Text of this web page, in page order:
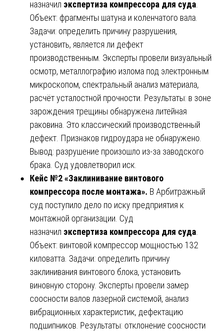
назначил экспертиза компрессора для суда.
Объект: фрагменты шатуна и коленчатого вала.
Задачи: определить причину разрушения,
установить, является ли дефект
производственным. Эксперты провели визуальный
осмотр, металлографию излома под электронным
микроскопом, спектральный анализ материала,
расчёт усталостной прочности. Результаты: в зоне
зарождения трещины обнаружена литейная
раковина. Это классический производственный
дефект. Признаков гидроудара не обнаружено.
Вывод: разрушение произошло из-за заводского
брака. Суд удовлетворил иск.
Кейс №2 «Заклинивание винтового
компрессора после монтажа». В Арбитражный
суд поступило дело по иску предприятия к
монтажной организации. Суд
назначил экспертиза компрессора для суда.
Объект: винтовой компрессор мощностью 132
киловатта. Задачи: определить причину
заклинивания винтового блока, установить
виновную сторону. Эксперты провели замер
соосности валов лазерной системой, анализ
вибрационных характеристик, дефектацию
подшипников. Результаты: отклонение соосности